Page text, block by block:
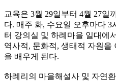
교육은 3월 29일부터 4월 27일
다. 매주 화, 수요일 오후마다 3
터 강의실 및 하례마을 일대에
역사적, 문화적, 생태적 자원을
을 배우게 된다.
하례리의 마을해설사 및 자연